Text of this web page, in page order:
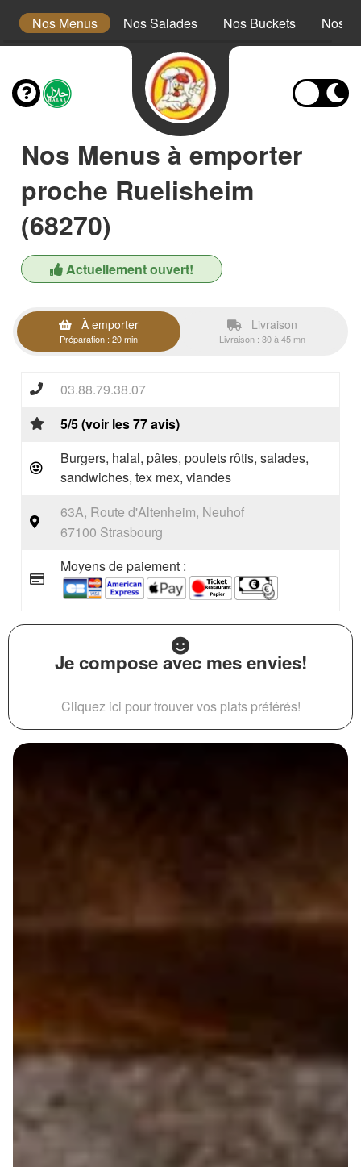
Nos Menus Nos Salades Nos Buckets Nos
Nos Menus à emporter
proche Ruelisheim
(68270)
Actuellement ouvert!
À emporter
Préparation : 20 min
Livraison
Livraison : 30 à 45 mn
03.88.79.38.07
5/5 (voir les 77 avis)
Burgers, halal, pâtes, poulets rôtis, salades,
sandwiches, tex mex, viandes
63A, Route d'Altenheim, Neuhof
67100 Strasbourg
Moyens de paiement :
Je compose avec mes envies!
Cliquez ici pour trouver vos plats préférés!